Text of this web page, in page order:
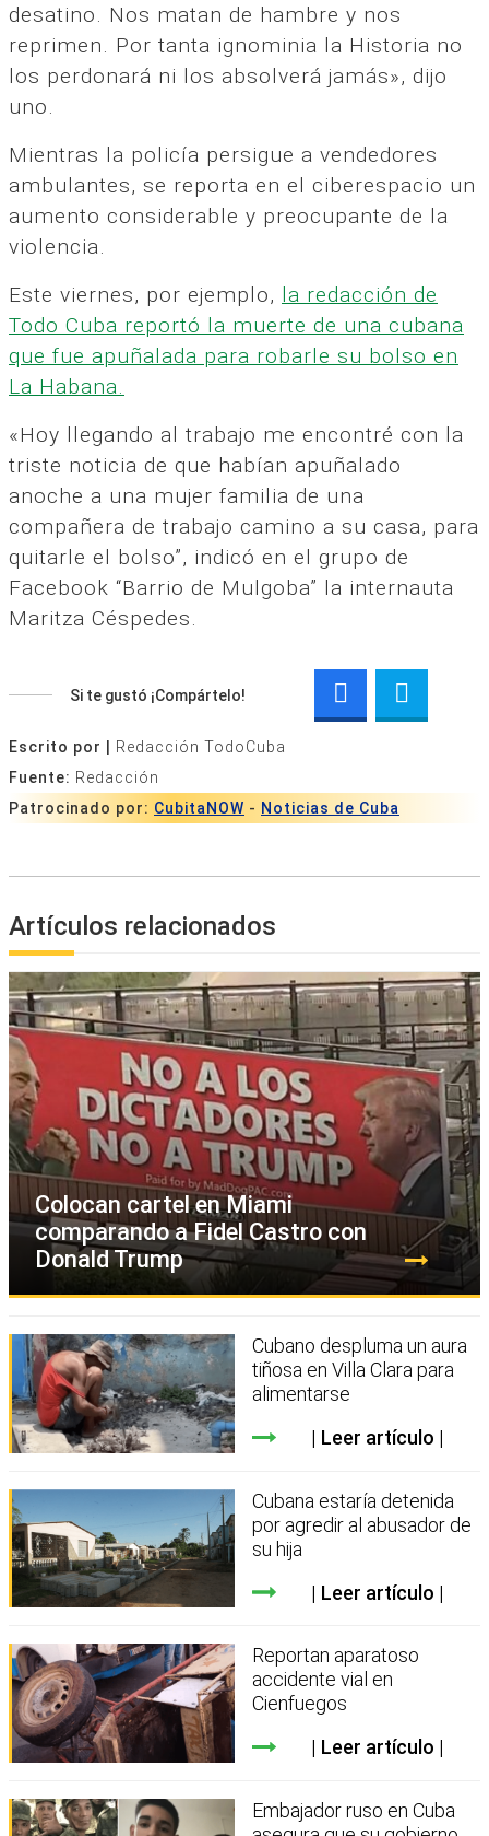
desatino. Nos matan de hambre y nos
reprimen. Por tanta ignominia la Historia no
los perdonará ni los absolverá jamás», dijo
uno.
Mientras la policía persigue a vendedores
ambulantes, se reporta en el ciberespacio un
aumento considerable y preocupante de la
violencia.
Este viernes, por ejemplo, la redacción de
Todo Cuba reportó la muerte de una cubana
que fue apuñalada para robarle su bolso en
La Habana.
«Hoy llegando al trabajo me encontré con la
triste noticia de que habían apuñalado
anoche a una mujer familia de una
compañera de trabajo camino a su casa, para
quitarle el bolso”, indicó en el grupo de
Facebook “Barrio de Mulgoba” la internauta
Maritza Céspedes.
Si te gustó ¡Compártelo!
Escrito por |
Redacción TodoCuba
Fuente: Redacción
Patrocinado por: CubitaNOW - Noticias de Cuba
Artículos relacionados
Colocan cartel en Miami
comparando a Fidel Castro con
Donald Trump
Cubano despluma un aura
tiñosa en Villa Clara para
alimentarse
Leer artículo
Cubana estaría detenida
por agredir al abusador de
su hija
Leer artículo
Reportan aparatoso
accidente vial en
Cienfuegos
Leer artículo
Embajador ruso en Cuba